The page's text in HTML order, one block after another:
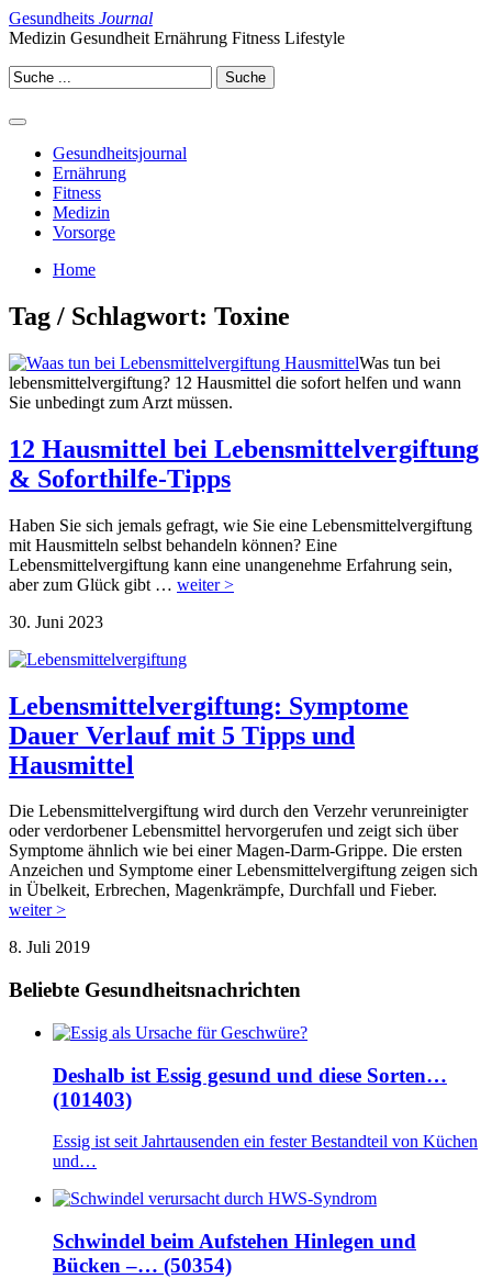
Gesundheits Journal
Medizin Gesundheit Ernährung Fitness Lifestyle
Gesundheitsjournal
Ernährung
Fitness
Medizin
Vorsorge
Home
Tag / Schlagwort: Toxine
Was tun bei
lebensmittelvergiftung? 12 Hausmittel die sofort helfen und wann
Sie unbedingt zum Arzt müssen.
12 Hausmittel bei Lebensmittelvergiftung
& Soforthilfe-Tipps
Haben Sie sich jemals gefragt, wie Sie eine Lebensmittelvergiftung
mit Hausmitteln selbst behandeln können? Eine
Lebensmittelvergiftung kann eine unangenehme Erfahrung sein,
aber zum Glück gibt … weiter >
30. Juni 2023
Lebensmittelvergiftung: Symptome
Dauer Verlauf mit 5 Tipps und
Hausmittel
Die Lebensmittelvergiftung wird durch den Verzehr verunreinigter
oder verdorbener Lebensmittel hervorgerufen und zeigt sich über
Symptome ähnlich wie bei einer Magen-Darm-Grippe. Die ersten
Anzeichen und Symptome einer Lebensmittelvergiftung zeigen sich
in Übelkeit, Erbrechen, Magenkrämpfe, Durchfall und Fieber.
weiter >
8. Juli 2019
Beliebte Gesundheitsnachrichten
Deshalb ist Essig gesund und diese Sorten…
(101403)
Essig ist seit Jahrtausenden ein fester Bestandteil von Küchen
und…
Schwindel beim Aufstehen Hinlegen und
Bücken –… (50354)